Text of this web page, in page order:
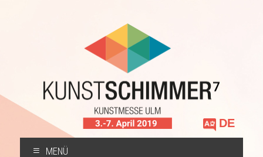
Sprache
auswählen
MENÜ